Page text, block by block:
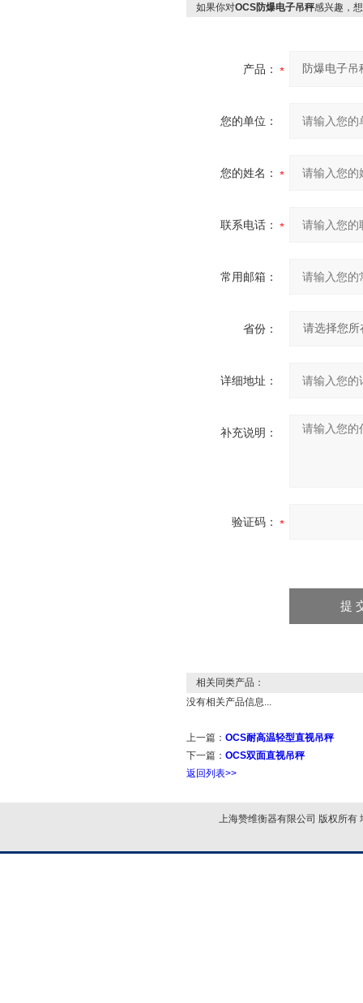
如果你对OCS防爆电子吊秤感兴趣，
产品：
您的单位：
您的姓名：
联系电话：
常用邮箱：
省份：
详细地址：
补充说明：
验证码：
相关同类产品：
没有相关产品信息...
上一篇： OCS耐高温轻型直视吊秤
下一篇： OCS双面直视吊秤
返回列表>>
上海赞维衡器有限公司 版权所